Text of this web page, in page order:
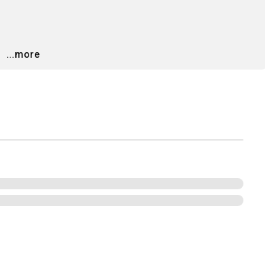
…
...more